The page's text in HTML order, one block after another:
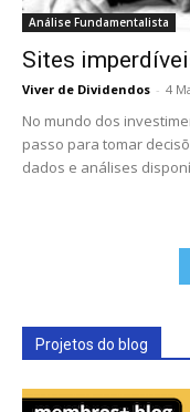
Análise Fundamentalista
Sites
Viver de Dividendos - 4
No mundo dos
passo para tomar
dados e análises
Projetos do blog